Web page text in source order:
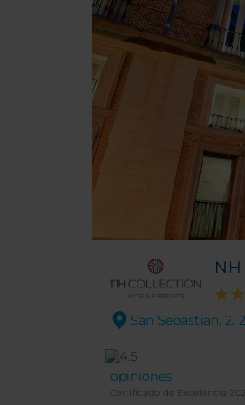
San Sebastian, 2.
opiniones
Certificado de Excelencia